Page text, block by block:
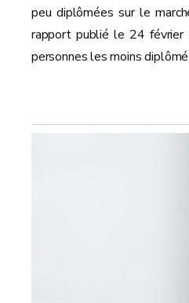
peu diplômées sur le
rapport publié le 24 février
personnes les moins